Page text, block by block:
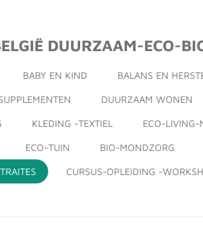
DUURZAAM-ECO-
BABY EN KIND BALANS EN
DUURZAAM WONEN
KLEDING -TEXTIEL ECO-LIVING-
ECO-TUIN BIO-MONDZORG
CURSUS-OPLEIDING -